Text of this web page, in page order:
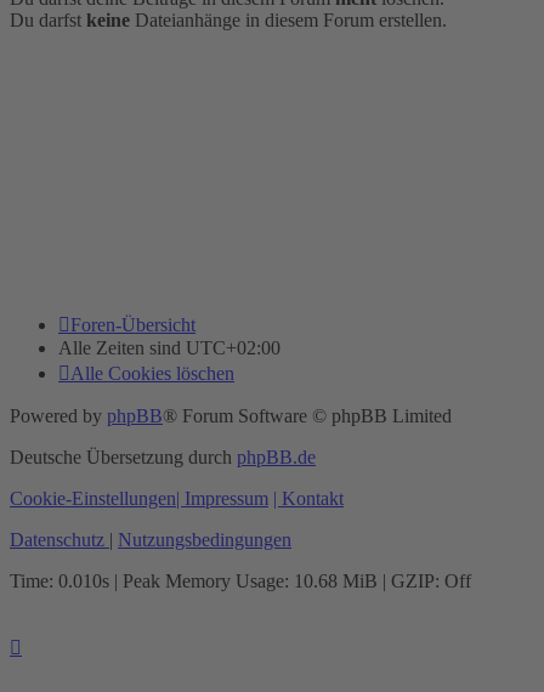
Du darfst keine Dateianhänge in diesem Forum erstellen.
Foren-Übersicht
Alle Zeiten sind UTC+02:00
Alle Cookies löschen
Powered by phpBB® Forum Software © phpBB Limited
Deutsche Übersetzung durch phpBB.de
Cookie-Einstellungen| Impressum | Kontakt
Datenschutz | Nutzungsbedingungen
Time: 0.010s | Peak Memory Usage: 10.68 MiB | GZIP: Off